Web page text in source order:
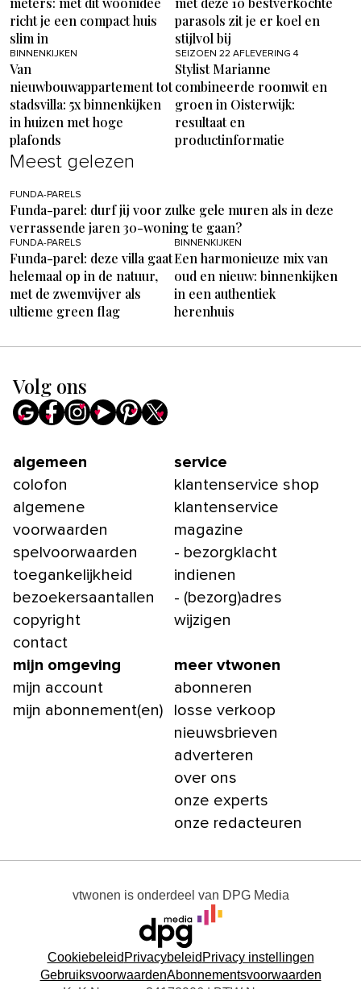
richt je een compact huis
slim in
parasols zit je er koel en
stijlvol bij
BINNENKIJKEN
Van
nieuwbouwappartement tot
stadsvilla: 5x binnenkijken
in huizen met hoge
plafonds
SEIZOEN 22 AFLEVERING 4
Stylist Marianne
combineerde roomwit en
groen in Oisterwijk:
resultaat en
productinformatie
Meest gelezen
FUNDA-PARELS
Funda-parel: durf jij voor zulke gele muren als in deze
verrassende jaren 30-woning te gaan?
FUNDA-PARELS
Funda-parel: deze villa gaat
helemaal op in de natuur,
met de zwemvijver als
ultieme green flag
BINNENKIJKEN
Een harmonieuze mix van
oud en nieuw: binnenkijken
in een authentiek
herenhuis
Volg ons
algemeen
colofon
algemene
voorwaarden
spelvoorwaarden
toegankelijkheid
bezoekersaantallen
copyright
contact
service
klantenservice shop
klantenservice
magazine
- bezorgklacht
indienen
- (bezorg)adres
wijzigen
mijn omgeving
mijn account
mijn abonnement(en)
meer vtwonen
abonneren
losse verkoop
nieuwsbrieven
adverteren
over ons
onze experts
onze redacteuren
vtwonen is onderdeel van DPG Media
Cookiebeleid Privacybeleid Privacy instellingen
GebruiksvoorwaardenAbonnementsvoorwaarden